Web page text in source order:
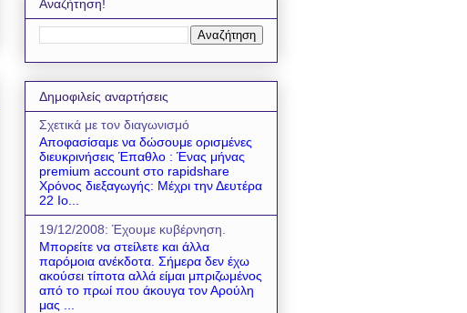
Αναζήτηση!
Δημοφιλείς αναρτήσεις
Σχετικά με τον διαγωνισμό
Αποφασίσαμε να δώσουμε ορισμένες
διευκρινήσεις Έπαθλο : Ένας μήνας
premium account στο rapidshare
Χρόνος διεξαγωγής: Μέχρι την Δευτέρα
22 Ιο...
19/12/2008: Έχουμε κυβέρνηση.
Μπορείτε να στείλετε και άλλα
παρόμοια ανέκδοτα. Σήμερα δεν έχω
ακούσει τίποτα αλλά είμαι μπριζωμένος
από το πρωί που άκουγα τον Αρούλη
μας ...